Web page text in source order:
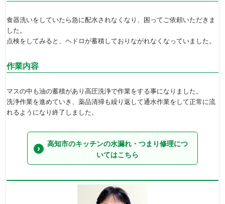
食器洗いをしていたら急に配水されなくなり、困ってご依頼いただきま
した。
点検をしてみると、ヘドロが蓄積しておりながれなくなっていました。
作業内容
マスの中も油の蓄積があり高圧洗浄で作業をする事になりました。
洗浄作業を進めていき、薬品清掃も繰り返して通水作業をして正常に流
れるようになり終了しました。
高知市のキッチンの水漏れ・つまり修理につ
いてはこちら